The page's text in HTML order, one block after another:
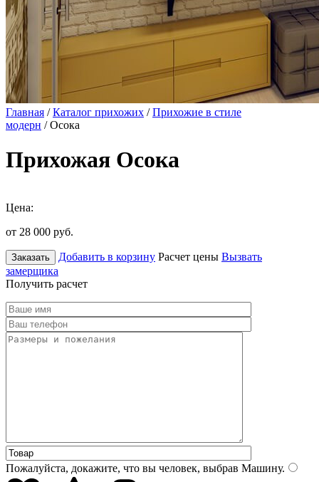
Главная /Каталог прихожих /Прихожие в стиле
модерн / Осока
Прихожая Осока
Цена:
от 28 000 руб.
Заказать Добавить в корзину Расчет цены Вызвать
замерщика
Получить расчет
Пожалуйста, докажите, что вы человек, выбрав Машину.